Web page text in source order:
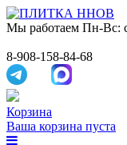
Мы работаем Пн-Вс:
8-908-158-84-68
Корзина
Ваша корзина пуста